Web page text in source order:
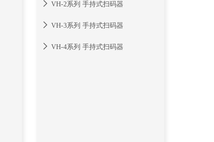
VH-2系列 手持式扫码器
VH-3系列 手持式扫码器
VH-4系列 手持式扫码器